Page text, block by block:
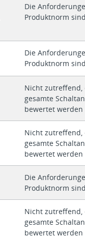
Die
Produktnorm
Die
Produktnorm
Nicht zutreffend,
gesamte
bewertet werden
Nicht zutreffend,
gesamte
bewertet werden
Die
Produktnorm
Nicht zutreffend,
gesamte
bewertet werden